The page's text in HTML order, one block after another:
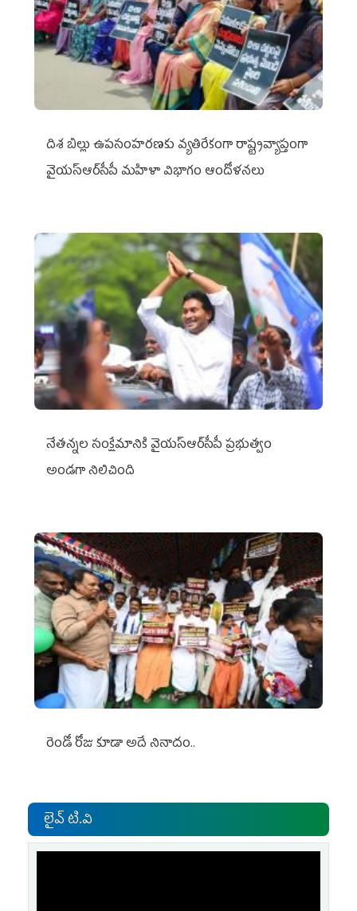
దిశ బిల్లు ఉపసంహరణకు వ్యతిరేకంగా రాష్ట్రవ్యాప్తంగా
వైయ‌స్ఆర్‌సీపీ మహిళా విభాగం ఆందోళనలు
నేతన్నల సంక్షేమానికి వైయ‌స్ఆర్‌సీపీ ప్రభుత్వం
అండగా నిలిచింది
రెండో రోజు కూడా అదే నినాదం..
లైవ్ టి.వి